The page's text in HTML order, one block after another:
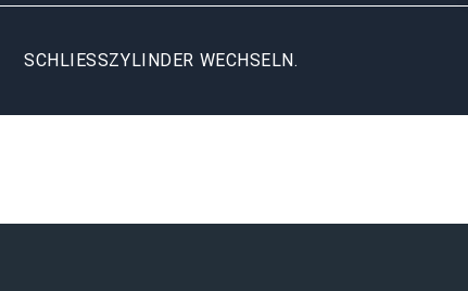
SCHLIESSZYLINDER WECHSELN.